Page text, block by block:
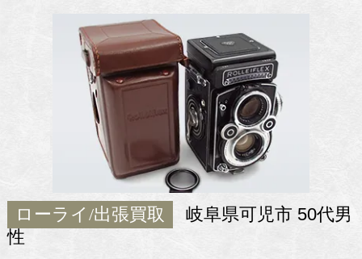
ローライ/出張買取
岐阜県可児市 50代男
性